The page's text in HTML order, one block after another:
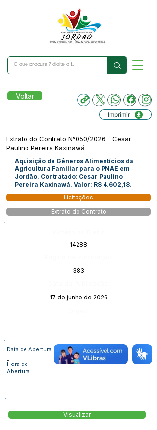
Voltar
Imprimir
Extrato do Contrato N°050/2026 - Cesar
Paulino Pereira Kaxinawá
Aquisição de Gêneros Alimentícios da
Agricultura Familiar para o PNAE em
Jordão. Contratado: Cesar Paulino
Pereira Kaxinawá. Valor: R$ 4.602,18.
Licitações
Extrato do Contrato
14288
383
17 de junho de 2026
Data de Abertura
-
Hora de
Abertura
-
Visualizar